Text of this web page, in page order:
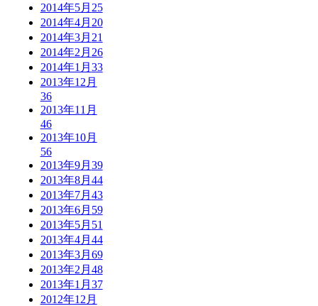
2014年5月 25
2014年4月 20
2014年3月 21
2014年2月 26
2014年1月 33
2013年12月
36
2013年11月
46
2013年10月
56
2013年9月 39
2013年8月 44
2013年7月 43
2013年6月 59
2013年5月 51
2013年4月 44
2013年3月 69
2013年2月 48
2013年1月 37
2012年12月